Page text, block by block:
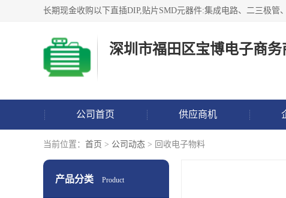
深圳市福田区宝博电子商务
公司首页 供应商机
当前位置： 首页 > 公司动态 > 回收电子物料
产品分类 Product